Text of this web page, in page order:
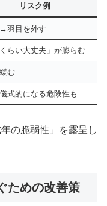
リスク例
羽目を外す
くらい大丈夫」が膨らむ
む
式的になる危険性も
の脆弱性」を露呈し
ための改善策